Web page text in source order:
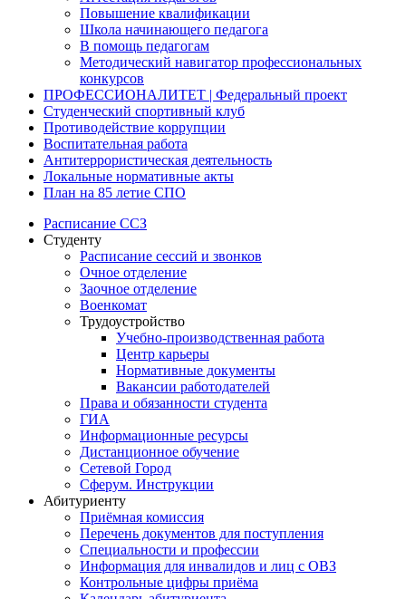
Повышение квалификации
Школа начинающего педагога
В помощь педагогам
Методический навигатор профессиональных
конкурсов
ПРОФЕССИОНАЛИТЕТ | Федеральный проект
Студенческий спортивный клуб
Противодействие коррупции
Воспитательная работа
Антитеррористическая деятельность
Локальные нормативные акты
План на 85 летие СПО
Расписание ССЗ
Студенту
Расписание сессий и звонков
Очное отделение
Заочное отделение
Военкомат
Трудоустройство
Учебно-производственная работа
Центр карьеры
Нормативные документы
Вакансии работодателей
Права и обязанности студента
ГИА
Информационные ресурсы
Дистанционное обучение
Сетевой Город
Сферум. Инструкции
Абитуриенту
Приёмная комиссия
Перечень документов для поступления
Специальности и профессии
Информация для инвалидов и лиц с ОВЗ
Контрольные цифры приёма